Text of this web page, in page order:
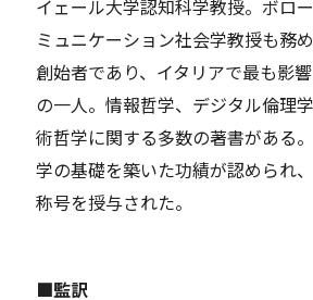
イェール大学認知科学教授。ボロ
ミュニケーション社会学教授も務
創始者であり、イタリアで最も影
の一人。情報哲学、デジタル倫理
術哲学に関する多数の著書がある
学の基礎を築いた功績が認められ
称号を授与された。
■監訳